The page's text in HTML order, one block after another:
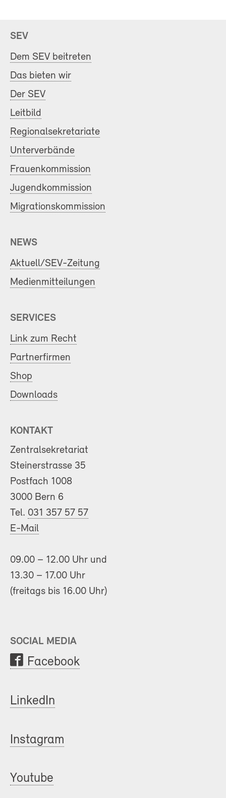
SEV
Dem SEV beitreten
Das bieten wir
Der SEV
Leitbild
Regionalsekretariate
Unterverbände
Frauenkommission
Jugendkommission
Migrationskommission
NEWS
Aktuell/SEV-Zeitung
Medienmitteilungen
SERVICES
Link zum Recht
Partnerfirmen
Shop
Downloads
KONTAKT
Zentralsekretariat
Steinerstrasse 35
Postfach 1008
3000 Bern 6
Tel. 031 357 57 57
E-Mail
09.00 – 12.00 Uhr und
13.30 – 17.00 Uhr
(freitags bis 16.00 Uhr)
SOCIAL MEDIA
Facebook
LinkedIn
Instagram
Youtube